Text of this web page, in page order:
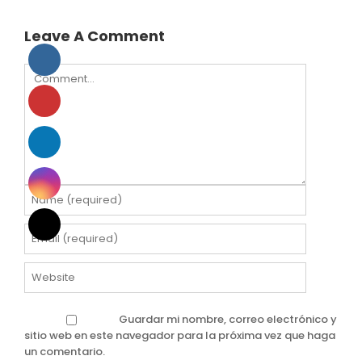
Leave A Comment
Guardar mi nombre, correo electrónico y
sitio web en este navegador para la próxima vez que haga
un comentario.